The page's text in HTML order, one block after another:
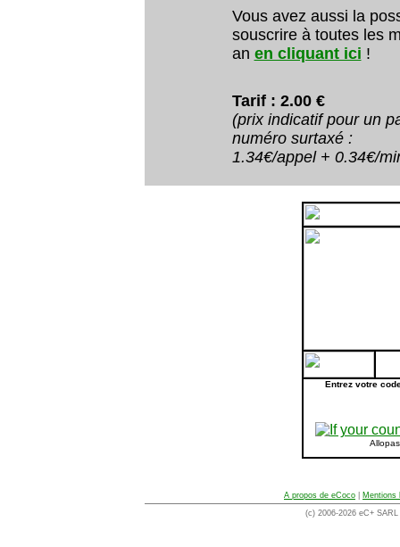
Vous avez aussi la
souscrire à toutes les
an en cliquant ici !
Tarif : 2.00 €
(prix indicatif pour un
numéro surtaxé :
1.34€/appel + 0.34€/
Entrez votre
A propos de eCoco
Mentions
(c) 2006-2026 eC+